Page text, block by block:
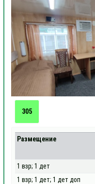
305
Размещение
1 взр; 1 дет
1 взр; 1 дет; 1 дет доп